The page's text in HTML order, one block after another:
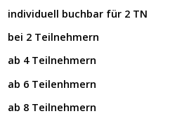
individuell buchbar für 2 TN
bei 2 Teilnehmern
ab 4 Teilnehmern
ab 6 Teilenhmern
ab 8 Teilnehmern